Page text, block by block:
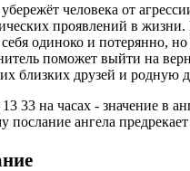
человека от
проявлений в
одиноко и потерянно, но
поможет выйти на
близких друзей и родную